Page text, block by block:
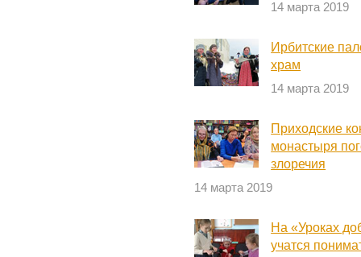
14 марта 2019
Ирбитские
храм
14 марта 2019
Приходские
монастыря
злоречия
14 марта 2019
На «Уроках
учатся